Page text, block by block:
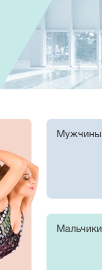
Мужчины
Мальчики